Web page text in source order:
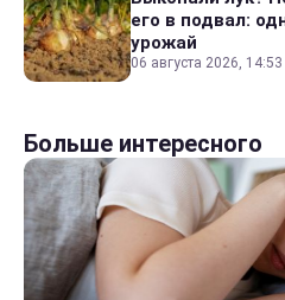
его в подвал:
урожай
06 августа 2026, 14:53
Больше интересного